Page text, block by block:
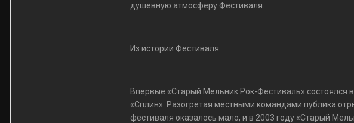
душевную атмосферу Фестиваля.
Из истории Фестиваля:
Впервые «Старый Мельник Рок-Фестиваль» состоялся
«Сплин». Разогретая местными командами публика
фестиваля оказалось мало, и в 2003 году «Старый